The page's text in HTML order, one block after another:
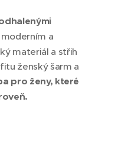
a
materiál a střih
ženský šarm a
pro ženy, které